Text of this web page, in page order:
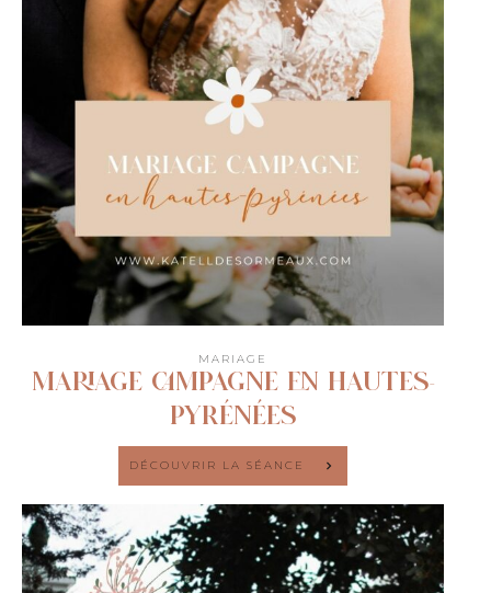
MARIAGE
MARIAGE CAMPAGNE EN HAUTES-
PYRÉNÉES
DÉCOUVRIR LA SÉANCE